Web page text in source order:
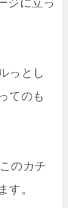
ジに立っ
っとし
てのも
のカチ
す。